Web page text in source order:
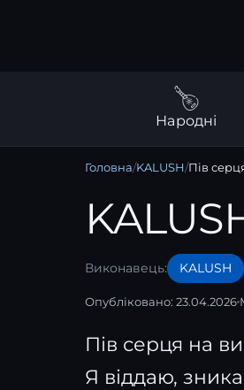
Народні
Головна/KALUSH/Пів
Виконавець: KALUSH
Опубліковано: 23.04.2026
Пів серця на
Я віддаю,